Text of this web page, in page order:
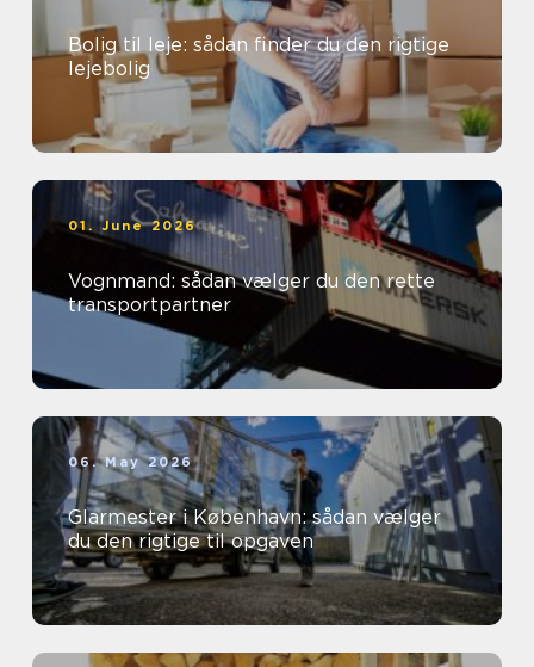
Bolig til leje: sådan finder du den rigtige
lejebolig
01. June 2026
Vognmand: sådan vælger du den rette
transportpartner
06. May 2026
Glarmester i København: sådan vælger
du den rigtige til opgaven